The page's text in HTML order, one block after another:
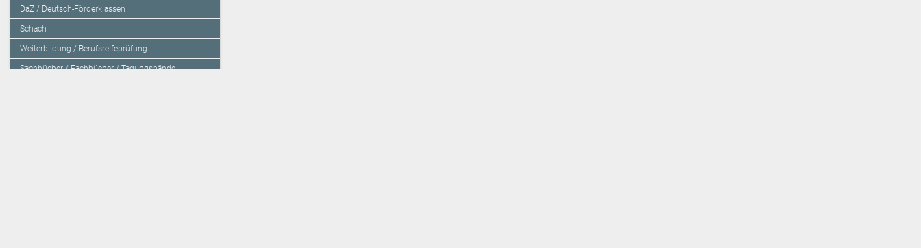
DaZ / Deutsch-Förderklassen
Schach
Weiterbildung / Berufsreifeprüfung
Sachbücher / Fachbücher / Tagungsbände